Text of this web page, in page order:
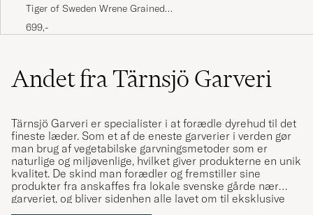
Tiger of Sweden Wrene Grained
Leather Wallet Black
699,-
Andet fra Tärnsjö Garveri
Tärnsjö Garveri er specialister i at forædle dyrehud til det
fineste læder. Som et af de eneste garverier i verden gør
man brug af vegetabilske garvningsmetoder som er
naturlige og miljøvenlige, hvilket giver produkterne en unik
kvalitet. De skind man forædler og fremstiller sine
produkter fra anskaffes fra lokale svenske gårde nær
garveriet, og bliver sidenhen alle lavet om til eksklusive